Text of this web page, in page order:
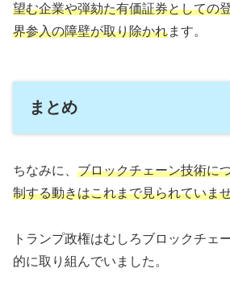
望む企業や弾劾た有価証券としての
界参入の障壁が取り除かれます。
まとめ
ちなみに、 ブロックチェーン技術に
制する動きはこれまで見られていま
トランプ政権はむしろブロックチェ
的に取り組んでいました。